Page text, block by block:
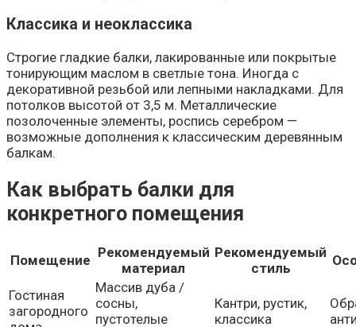
Классика и неоклассика
Строгие гладкие балки, лакированные или покрытые
тонирующим маслом в светлые тона. Иногда с
декоративной резьбой или лепными накладками. Для
потолков высотой от 3,5 м. Металлические
позолоченные элементы, роспись серебром —
возможные дополнения к классическим деревянным
балкам.
Как выбрать балки для
конкретного помещения
Помещение Рекомендуемый
материал
Рекомендуемый
стиль
Гостиная
загородного
Массив дуба /
сосны,
пустотелые
Кантри, рустик,
классика